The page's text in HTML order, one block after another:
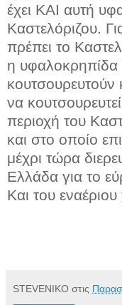
έχει ΚΑΙ αυτή
Καστελόριζου.
πρέπει το
η υφαλοκρηπίδα
να
περιοχή του
και στο οποίο
μέχρι τώρα
Ελλάδα για το
Και του
STEVENIKO στις